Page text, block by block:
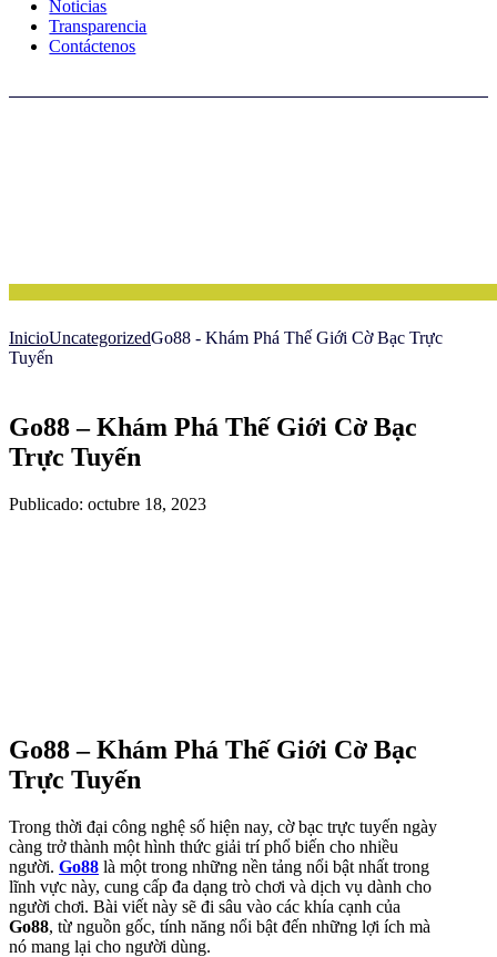
Noticias
Transparencia
Contáctenos
InicioUncategorizedGo88 - Khám Phá Thế Giới Cờ Bạc Trực
Tuyến
Go88 – Khám Phá Thế Giới Cờ Bạc
Trực Tuyến
Publicado: octubre 18, 2023
Go88 – Khám Phá Thế Giới Cờ Bạc
Trực Tuyến
Trong thời đại công nghệ số hiện nay, cờ bạc trực tuyến ngày
càng trở thành một hình thức giải trí phổ biến cho nhiều
người. Go88 là một trong những nền tảng nổi bật nhất trong
lĩnh vực này, cung cấp đa dạng trò chơi và dịch vụ dành cho
người chơi. Bài viết này sẽ đi sâu vào các khía cạnh của
Go88, từ nguồn gốc, tính năng nổi bật đến những lợi ích mà
nó mang lại cho người dùng.